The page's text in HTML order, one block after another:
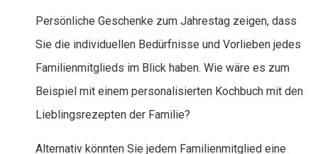
Persönliche Geschenke zum Jahrestag zeigen, dass
Sie die individuellen Bedürfnisse und Vorlieben jedes
Familienmitglieds im Blick haben. Wie wäre es zum
Beispiel mit einem personalisierten Kochbuch mit den
Lieblingsrezepten der Familie?
Alternativ könnten Sie jedem Familienmitglied eine